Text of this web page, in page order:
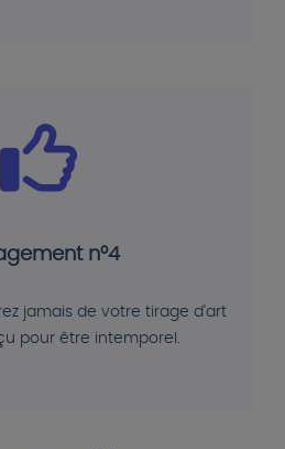
n°4
jamais de votre tirage d'art
pour être intemporel.